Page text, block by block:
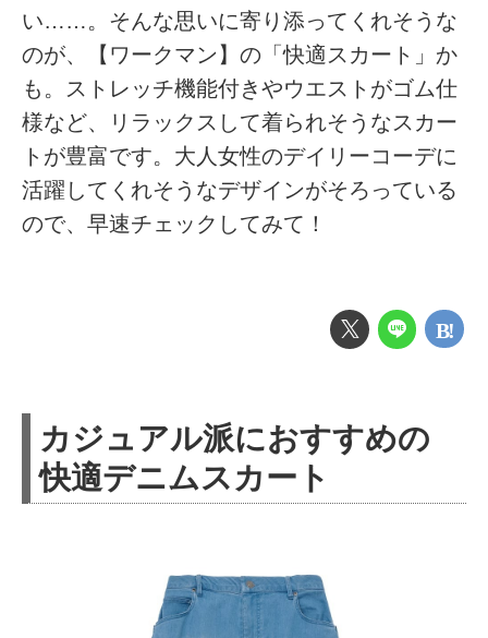
い……。そんな思いに寄り添ってくれそうな
のが、【ワークマン】の「快適スカート」か
も。ストレッチ機能付きやウエストがゴム仕
様など、リラックスして着られそうなスカー
トが豊富です。大人女性のデイリーコーデに
活躍してくれそうなデザインがそろっている
ので、早速チェックしてみて！
カジュアル派におすすめの
快適デニムスカート